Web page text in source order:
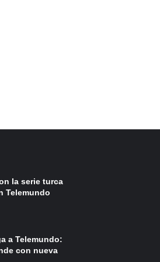
la serie turca
Telemundo
a Telemundo:
con nueva